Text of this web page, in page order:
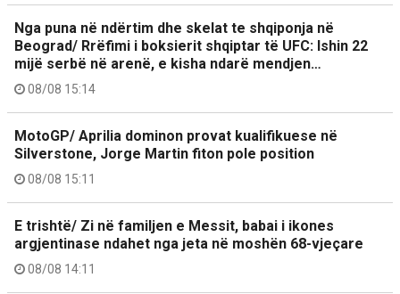
Nga puna në ndërtim dhe skelat te shqiponja në
Beograd/ Rrëfimi i boksierit shqiptar të UFC: Ishin 22
mijë serbë në arenë, e kisha ndarë mendjen…
08/08 15:14
MotoGP/ Aprilia dominon provat kualifikuese në
Silverstone, Jorge Martin fiton pole position
08/08 15:11
E trishtë/ Zi në familjen e Messit, babai i ikones
argjentinase ndahet nga jeta në moshën 68-vjeçare
08/08 14:11